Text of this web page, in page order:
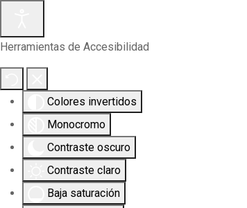
Herramientas de Accesibilidad
Colores invertidos
Monocromo
Contraste oscuro
Contraste claro
Baja saturación